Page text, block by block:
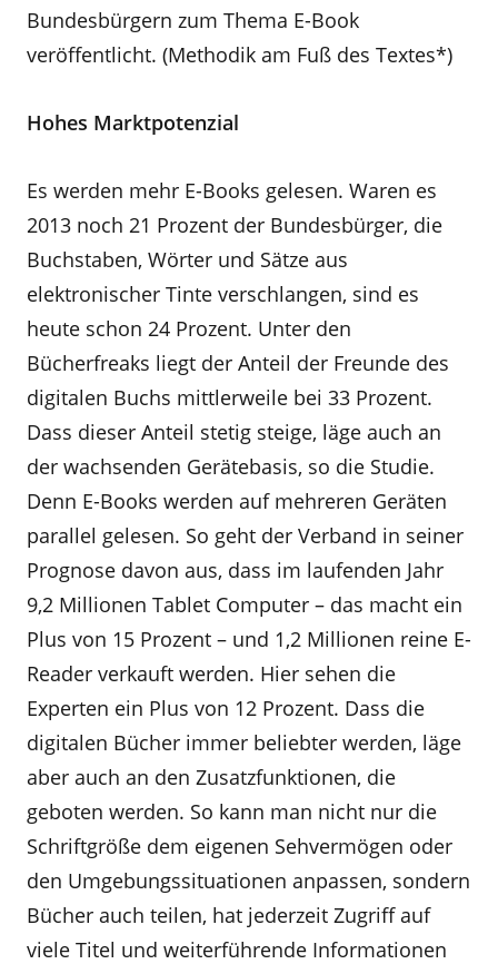
Bundesbürgern zum Thema E-Book
veröffentlicht. (Methodik am Fuß des Textes*)
Hohes Marktpotenzial
Es werden mehr E-Books gelesen. Waren es
2013 noch 21 Prozent der Bundesbürger, die
Buchstaben, Wörter und Sätze aus
elektronischer Tinte verschlangen, sind es
heute schon 24 Prozent. Unter den
Bücherfreaks liegt der Anteil der Freunde des
digitalen Buchs mittlerweile bei 33 Prozent.
Dass dieser Anteil stetig steige, läge auch an
der wachsenden Gerätebasis, so die Studie.
Denn E-Books werden auf mehreren Geräten
parallel gelesen. So geht der Verband in seiner
Prognose davon aus, dass im laufenden Jahr
9,2 Millionen Tablet Computer – das macht ein
Plus von 15 Prozent – und 1,2 Millionen reine E-
Reader verkauft werden. Hier sehen die
Experten ein Plus von 12 Prozent. Dass die
digitalen Bücher immer beliebter werden, läge
aber auch an den Zusatzfunktionen, die
geboten werden. So kann man nicht nur die
Schriftgröße dem eigenen Sehvermögen oder
den Umgebungssituationen anpassen, sondern
Bücher auch teilen, hat jederzeit Zugriff auf
viele Titel und weiterführende Informationen